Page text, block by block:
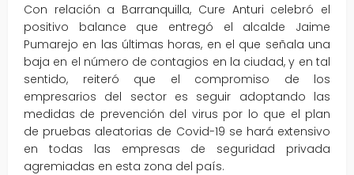
Con relación a Barranquilla, Cure Anturi celebró el
positivo balance que entregó el alcalde Jaime
Pumarejo en las últimas horas, en el que señala una
baja en el número de contagios en la ciudad, y en tal
sentido, reiteró que el compromiso de los
empresarios del sector es seguir adoptando las
medidas de prevención del virus por lo que el plan
de pruebas aleatorias de Covid-19 se hará extensivo
en todas las empresas de seguridad privada
agremiadas en esta zona del país.